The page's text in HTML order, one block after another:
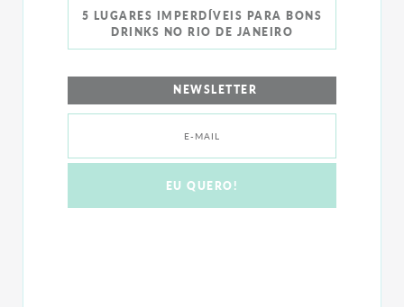
5 LUGARES IMPERDÍVEIS PARA BONS
DRINKS NO RIO DE JANEIRO
NEWSLETTER